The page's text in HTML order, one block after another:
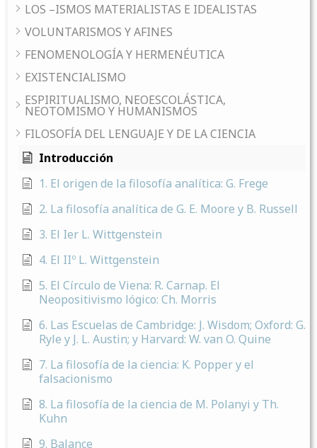
LOS –ISMOS MATERIALISTAS E IDEALISTAS
VOLUNTARISMOS Y AFINES
FENOMENOLOGÍA Y HERMENÉUTICA
EXISTENCIALISMO
ESPIRITUALISMO, NEOESCOLÁSTICA,
NEOTOMISMO Y HUMANISMOS
FILOSOFÍA DEL LENGUAJE Y DE LA CIENCIA
Introducción
1. El origen de la filosofía analítica: G. Frege
2. La filosofía analítica de G. E. Moore y B. Russell
3. El Ier L. Wittgenstein
4. El IIº L. Wittgenstein
5. El Círculo de Viena: R. Carnap. El
Neopositivismo lógico: Ch. Morris
6. Las Escuelas de Cambridge: J. Wisdom; Oxford: G.
Ryle y J. L. Austin; y Harvard: W. van O. Quine
7. La filosofía de la ciencia: K. Popper y el
falsacionismo
8. La filosofía de la ciencia de M. Polanyi y Th.
Kuhn
9. Balance